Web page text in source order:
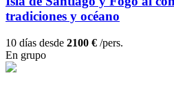
tradiciones y océano
10 días desde 2100 € /pers.
En grupo